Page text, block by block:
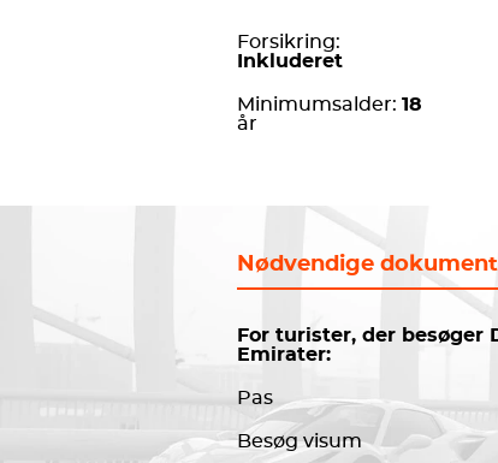
Forsikring:
Inkluderet
Minimumsalder: 18
år
Nødvendige
For turister, der besøger
Emirater:
Pas
Besøg visum